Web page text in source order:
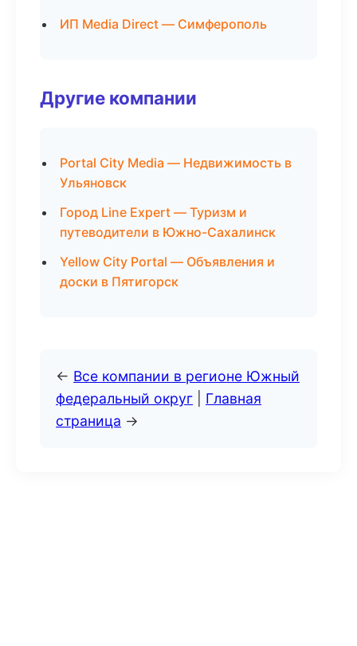
ИП Media Direct — Симферополь
Другие компании
Portal City Media — Недвижимость в
Ульяновск
Город Line Expert — Туризм и
путеводители в Южно-Сахалинск
Yellow City Portal — Объявления и
доски в Пятигорск
← Все компании в регионе Южный
федеральный округ
Главная
страница →